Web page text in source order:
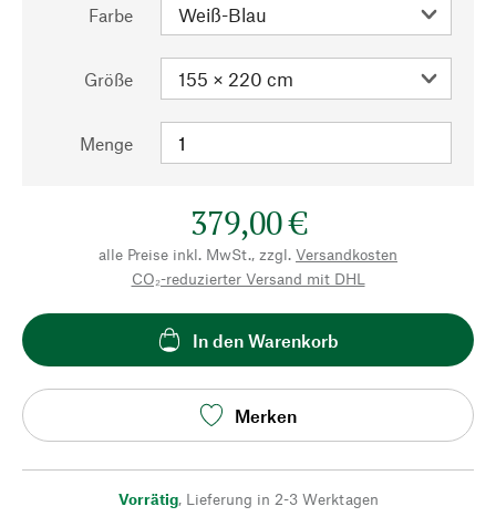
Farbe
Größe
Menge
379,00 €
alle Preise inkl. MwSt., zzgl. Versandkosten
CO₂-reduzierter Versand mit DHL
In den Warenkorb
Merken
Vorrätig, Lieferung in 2-3 Werktagen